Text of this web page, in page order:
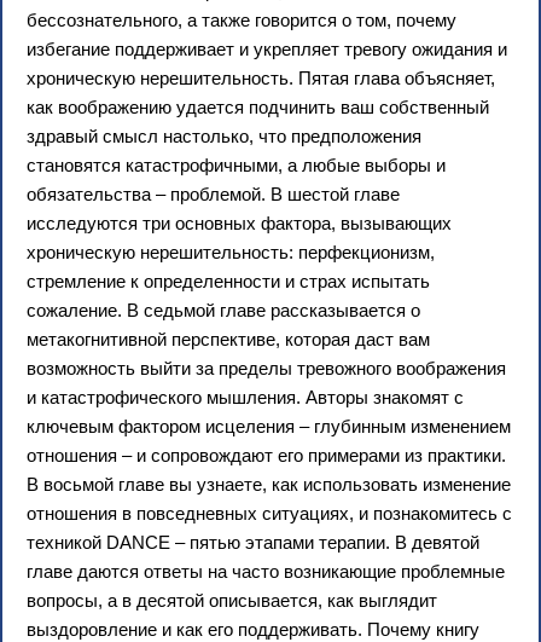
бессознательного, а также говорится о том, почему
избегание поддерживает и укрепляет тревогу ожидания и
хроническую нерешительность. Пятая глава объясняет,
как воображению удается подчинить ваш собственный
здравый смысл настолько, что предположения
становятся катастрофичными, а любые выборы и
обязательства – проблемой. В шестой главе
исследуются три основных фактора, вызывающих
хроническую нерешительность: перфекционизм,
стремление к определенности и страх испытать
сожаление. В седьмой главе рассказывается о
метакогнитивной перспективе, которая даст вам
возможность выйти за пределы тревожного воображения
и катастрофического мышления. Авторы знакомят с
ключевым фактором исцеления – глубинным изменением
отношения – и сопровождают его примерами из практики.
В восьмой главе вы узнаете, как использовать изменение
отношения в повседневных ситуациях, и познакомитесь с
техникой DANCE – пятью этапами терапии. В девятой
главе даются ответы на часто возникающие проблемные
вопросы, а в десятой описывается, как выглядит
выздоровление и как его поддерживать. Почему книгу